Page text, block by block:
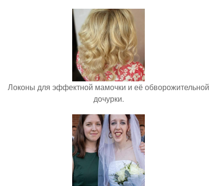
Локоны для эффектной мамочки и её обворожительной
дочурки.